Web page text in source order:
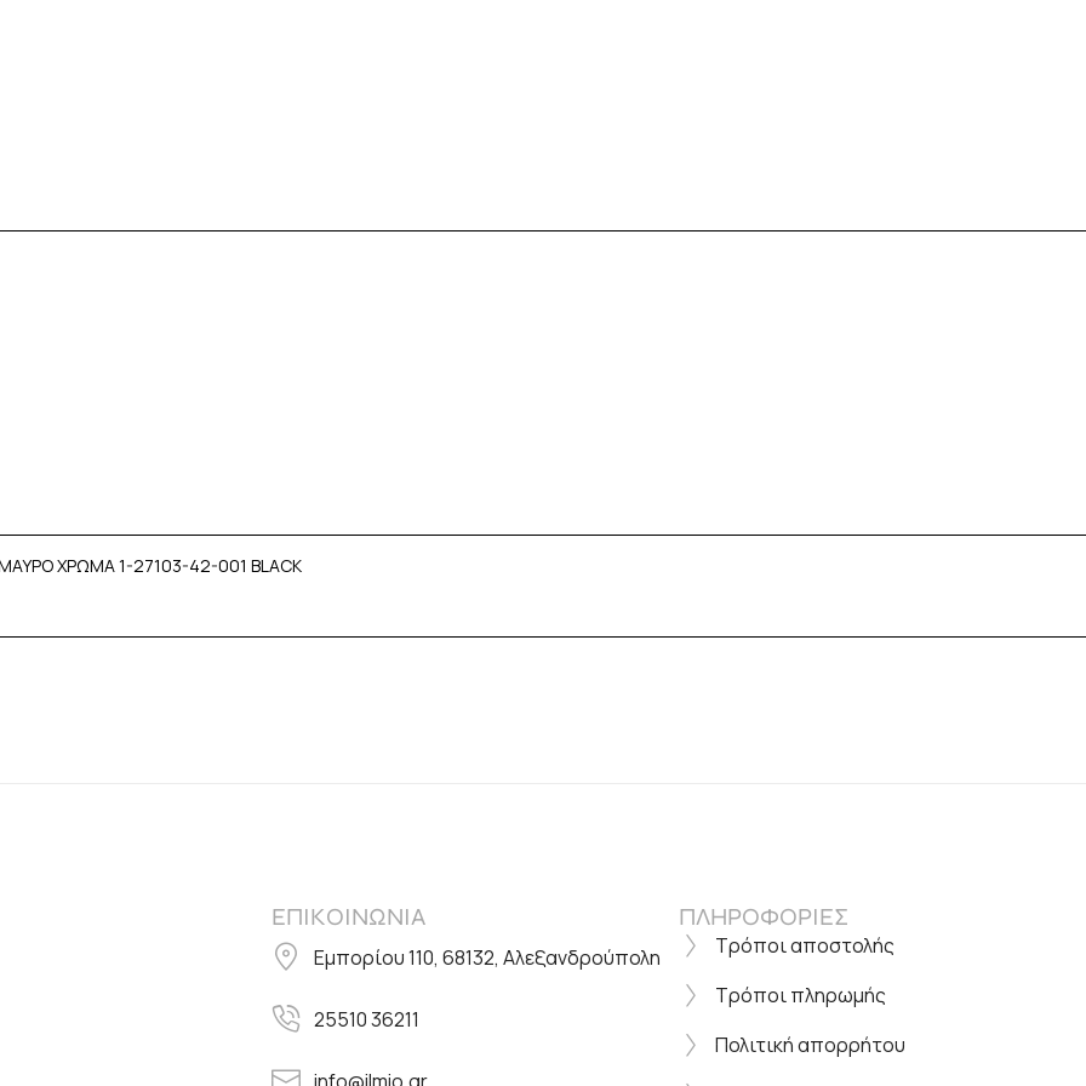
ΧΡΩΜΑ 1-27103-42-001 BLACK
ΕΠΙΚΟΙΝΩΝΙΑ
Εμπορίου 110, 68132, Αλεξανδρούπολη
25510 36211
info@ilmio.gr
ΠΛΗΡΟΦΟΡΙΕΣ
Τρόποι αποστολής
Τρόποι πληρωμής
Πολιτική απορρήτου